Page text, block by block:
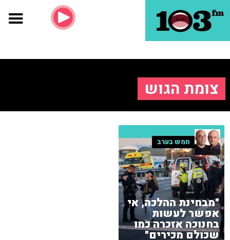
צומת הגוש
חמש בערב
"מבחינת ההלכה, אי
אפשר לעשות
בחנוכה אזכרה כמו
שכולם מכירים"